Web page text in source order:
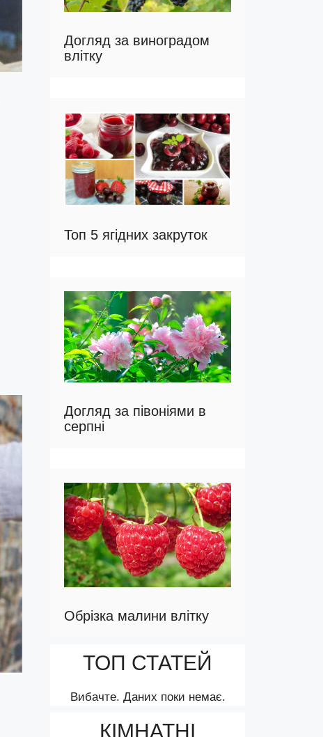
Догляд за виноградом
влітку
Топ 5 ягідних закруток
Догляд за півоніями в
серпні
Обрізка малини влітку
ТОП СТАТЕЙ
Вибачте. Даних поки немає.
КІМНАТНІ